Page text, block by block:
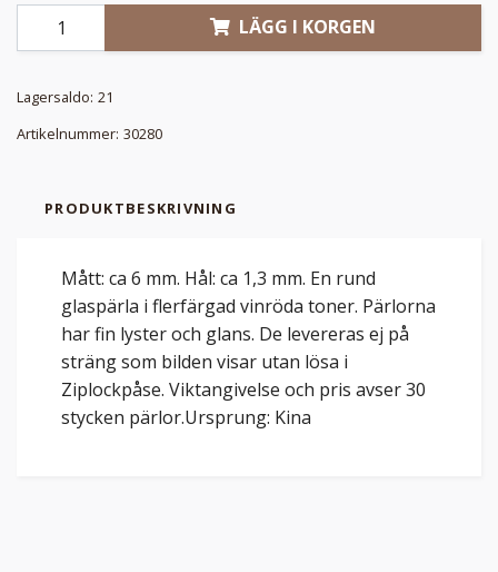
LÄGG I KORGEN
Lagersaldo: 21
Artikelnummer: 30280
PRODUKTBESKRIVNING
Mått: ca 6 mm. Hål: ca 1,3 mm. En rund
glaspärla i flerfärgad vinröda toner. Pärlorna
har fin lyster och glans. De levereras ej på
sträng som bilden visar utan lösa i
Ziplockpåse. Viktangivelse och pris avser 30
stycken pärlor.Ursprung: Kina